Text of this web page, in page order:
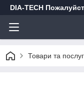
DIA-TECH
Товари та